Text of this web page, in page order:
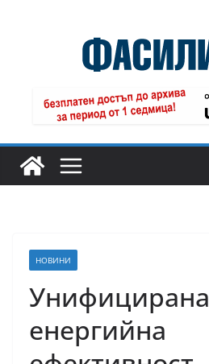
НОВИНИ
Унифицирана
енергийна